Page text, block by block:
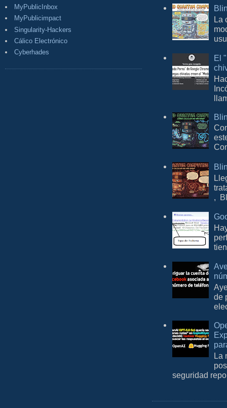
MyPublicInbox
MyPublicimpact
Singularity-Hackers
Cálico Electrónico
Cyberhades
La
El
,
de
La
seguridad